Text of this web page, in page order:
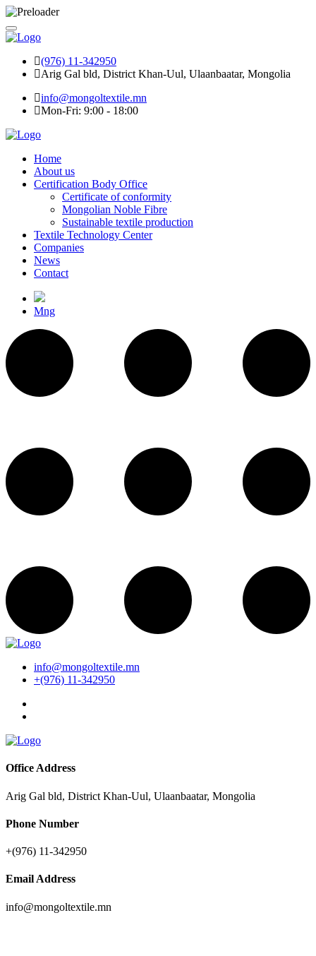
(976) 11-342950
Arig Gal bld, District Khan-Uul, Ulaanbaatar, Mongolia
info@mongoltextile.mn
Mon-Fri: 9:00 - 18:00
Home
About us
Certification Body Office
Certificate of conformity
Mongolian Noble Fibre
Sustainable textile production
Textile Technology Center
Companies
News
Contact
Mng
info@mongoltextile.mn
+(976) 11-342950
Office Address
Arig Gal bld, District Khan-Uul, Ulaanbaatar, Mongolia
Phone Number
+(976) 11-342950
Email Address
info@mongoltextile.mn